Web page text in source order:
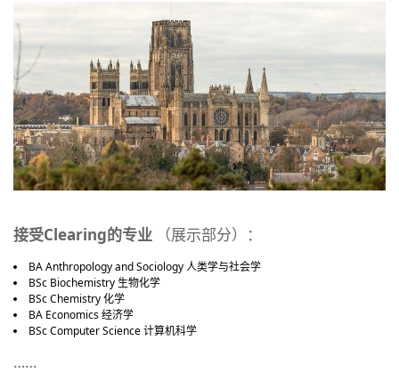
接受Clearing的专业 （展示部分）：
BA Anthropology and Sociology 人类学与社会学
BSc Biochemistry 生物化学
BSc Chemistry 化学
BA Economics 经济学
BSc Computer Science 计算机科学
……